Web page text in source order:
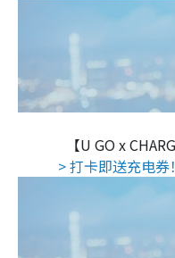
【U GO x
> 打卡即送充电